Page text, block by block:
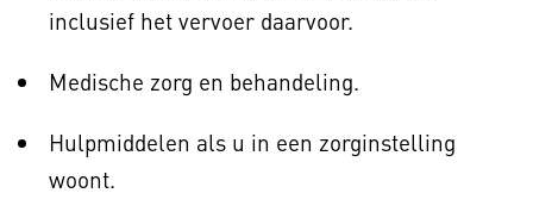
inclusief het vervoer daarvoor.
Medische zorg en behandeling.
Hulpmiddelen als u in een zorginstelling
woont.